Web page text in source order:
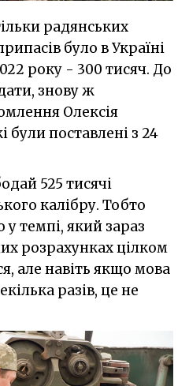
радянських
було в Україні
року - 300 тисяч. До
знову ж
Олексія
були поставлені з 24
525 тисячі
калібру. Тобто
у темпі, який зараз
розрахунках цілком
але навіть якщо мова
разів, це не